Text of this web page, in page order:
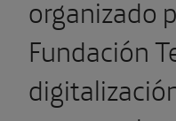
organizado
Fundación